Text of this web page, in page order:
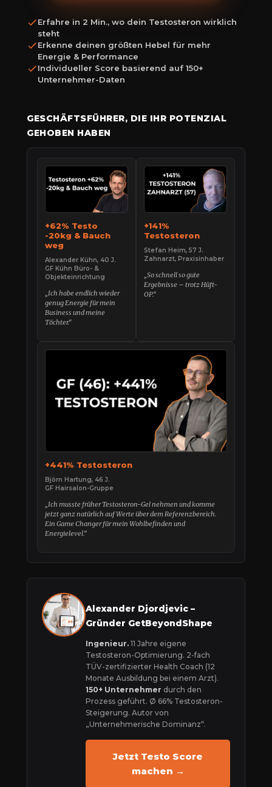
Erfahre in 2 Min., wo dein Testosteron wirklich
steht
Erkenne deinen größten Hebel für mehr
Energie & Performance
Individueller Score basierend auf 150+
Unternehmer-Daten
GESCHÄFTSFÜHRER, DIE IHR POTENZIAL
GEHOBEN HABEN
+62% Testo
-20kg & Bauch
weg
Alexander Kühn, 40 J.
GF Kühn Büro- &
Objekteinrichtung
„Ich habe endlich wieder
genug Energie für mein
Business und meine
Töchter.“
+141%
Testosteron
Stefan Heim, 57 J.
Zahnarzt, Praxisinhaber
„So schnell so gute
Ergebnisse – trotz Hüft-
OP.“
+441% Testosteron
Björn Hartung, 46 J.
GF Hairsalon-Gruppe
„Ich musste früher Testosteron-Gel nehmen und komme
jetzt ganz natürlich auf Werte über dem Referenzbereich.
Ein Game Changer für mein Wohlbefinden und
Energielevel.“
Alexander Djordjevic –
Gründer GetBeyondShape
Ingenieur. 11 Jahre eigene
Testosteron-Optimierung. 2-fach
TÜV-zertifizierter Health Coach (12
Monate Ausbildung bei einem Arzt).
150+ Unternehmer durch den
Prozess geführt. Ø 66% Testosteron-
Steigerung. Autor von
„Unternehmerische Dominanz“.
Jetzt Testo Score
machen →